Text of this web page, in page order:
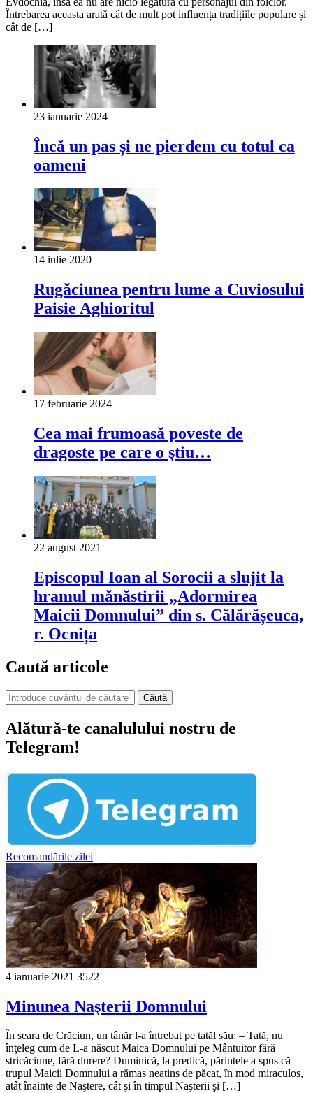
Întrebarea aceasta arată cât de mult pot influența tradițiile populare și
cât de […]
23 ianuarie 2024
Încă un pas și ne pierdem cu totul ca
oameni
14 iulie 2020
Rugăciunea pentru lume a Cuviosului
Paisie Aghioritul
17 februarie 2024
Cea mai frumoasă poveste de
dragoste pe care o ştiu…
22 august 2021
Episcopul Ioan al Sorocii a slujit la
hramul mănăstirii „Adormirea
Maicii Domnului” din s. Călărășeuca,
r. Ocnița
Caută articole
Căută
Alătură-te canalulului nostru de
Telegram!
Recomandările zilei
4 ianuarie 2021 3522
Minunea Naşterii Domnului
În seara de Crăciun, un tânăr l-a întrebat pe tatăl său: – Tată, nu
înţeleg cum de L-a născut Maica Domnului pe Mântuitor fără
stricăciune, fără durere? Duminică, la predică, părintele a spus că
trupul Maicii Domnului a rămas neatins de păcat, în mod miraculos,
atât înainte de Naştere, cât şi în timpul Naşterii şi […]